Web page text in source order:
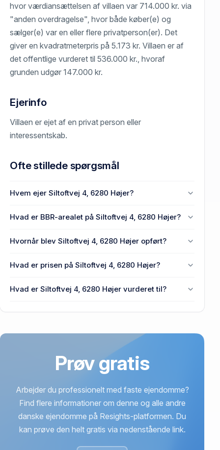
hvor værdiansættelsen af villaen var 714.000 kr. via
"anden overdragelse", hvor både køber(e) og
sælger(e) var en eller flere privatperson(er). Det
giver en kvadratmeterpris på 5.173 kr. Villaen er af
det offentlige vurderet til 536.000 kr., hvoraf
grunden udgør 147.000 kr.
Ejerinfo
Villaen er ejet af en privat person eller
interessentskab.
Ofte stillede spørgsmål
Hvem ejer Siltoftvej 4, 6280 Højer?
En eller flere privat(e) ejer Siltoftvej 4, 6280 Højer.
Hvad er BBR-arealet på Siltoftvej 4, 6280 Højer?
Enhedens BBR-areal er 138 m² på Siltoftvej 4, 6280
Hvornår blev Siltoftvej 4, 6280 Højer opført?
Den primære bygning blev opført i 1967 på Siltoftvej
Hvad er prisen på Siltoftvej 4, 6280 Højer?
Hvad er Siltoftvej 4, 6280 Højer vurderet til?
Prøv gratis
Arbejder du professionelt med faste ejendomme?
Find flere informationer om denne og alle andre
danske ejendomme på Resights-platformen. Du
kan prøve den helt gratis via nedenstående link.